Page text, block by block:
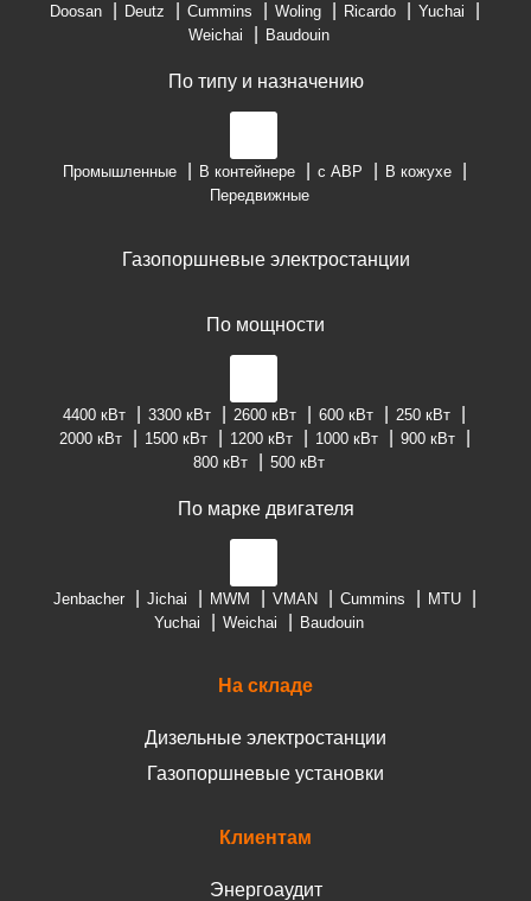
Doosan
Deutz Cummins Woling Ricardo
Yuchai
Weichai
Baudouin
По типу и назначению
Промышленные В контейнере с АВР
В кожухе
Передвижные
Газопоршневые электростанции
По мощности
4400 кВт 3300 кВт 2600 кВт 600 кВт
250 кВт
2000 кВт
1500 кВт 1200 кВт 1000 кВт
900 кВт
800 кВт
500 кВт
По марке двигателя
Jenbacher Jichai MWM VMAN Cummins
MTU
Yuchai
Weichai Baudouin
На складе
Дизельные электростанции
Газопоршневые установки
Клиентам
Энергоаудит